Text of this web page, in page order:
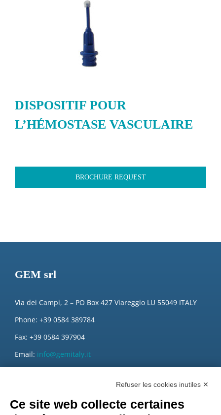
DISPOSITIF POUR
L’HÉMOSTASE VASCULAIRE
BROCHURE REQUEST
GEM srl
Via dei Campi, 2 – PO Box 427 Viareggio LU 55049 ITALY
Phone: +39 0584 389784
Fax: +39 0584 397904
Email: info@gemitaly.it
Refuser les cookies inutiles ✕
Ce site web collecte certaines